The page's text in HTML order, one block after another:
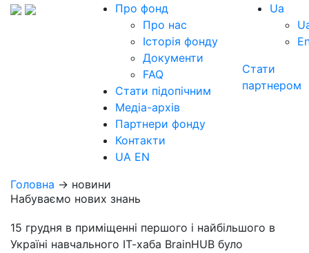
Про фонд
Про нас
Історія фонду
Документи
FAQ
Стати підопічним
Медіа-архів
Партнери фонду
Контакти
UA EN
Ua
Стати
партнером
Головна → новини
Набуваємо нових знань
15 грудня в приміщенні першого і найбільшого в
Україні навчального ІТ-хаба BrainHUB було